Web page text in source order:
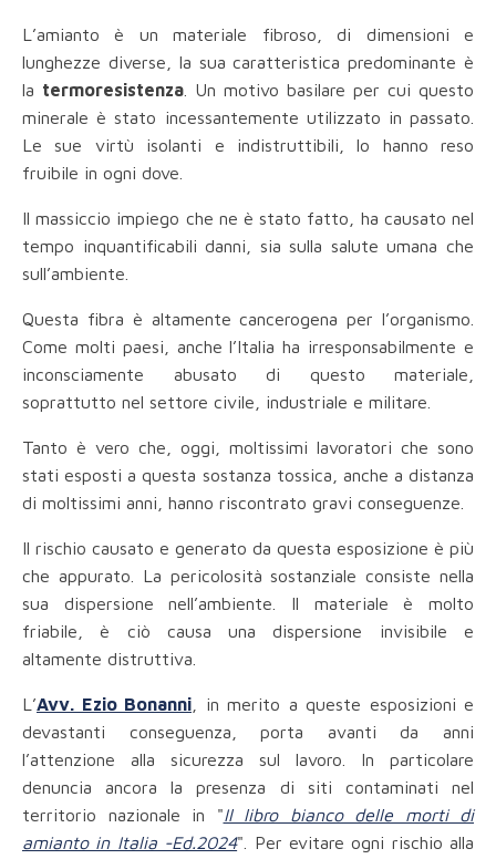
L’amianto è un materiale fibroso, di dimensioni e
lunghezze diverse, la sua caratteristica predominante è
la termoresistenza . Un motivo basilare per cui questo
minerale è stato incessantemente utilizzato in passato.
Le sue virtù isolanti e indistruttibili, lo hanno reso
fruibile in ogni dove.
Il massiccio impiego che ne è stato fatto, ha causato nel
tempo inquantificabili danni, sia sulla salute umana che
sull’ambiente.
Questa fibra è altamente cancerogena per l’organismo.
Come molti paesi, anche l’Italia ha irresponsabilmente e
inconsciamente abusato di questo materiale,
soprattutto nel settore civile, industriale e militare.
Tanto è vero che, oggi, moltissimi lavoratori che sono
stati esposti a questa sostanza tossica, anche a distanza
di moltissimi anni, hanno riscontrato gravi conseguenze.
Il rischio causato e generato da questa esposizione è più
che appurato. La pericolosità sostanziale consiste nella
sua dispersione nell’ambiente. Il materiale è molto
friabile, è ciò causa una dispersione invisibile e
altamente distruttiva.
L’Avv. Ezio Bonanni , in merito a queste esposizioni e
devastanti conseguenza, porta avanti da anni
l’attenzione alla sicurezza sul lavoro. In particolare
denuncia ancora la presenza di siti contaminati nel
territorio nazionale in "Il libro bianco delle morti di
amianto in Italia -Ed.2024". Per evitare ogni rischio alla